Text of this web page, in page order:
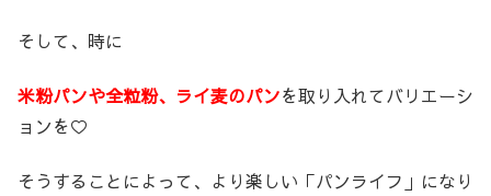
そして、時に
米粉パンや全粒粉、ライ麦のパンを取り入れてバリエーシ
ョンを♡
そうすることによって、より楽しい「パンライフ」になり